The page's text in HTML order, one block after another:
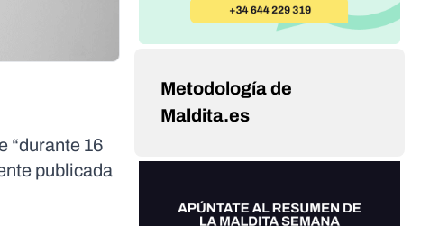
“durante 16
publicada
Metodología de
Maldita.es